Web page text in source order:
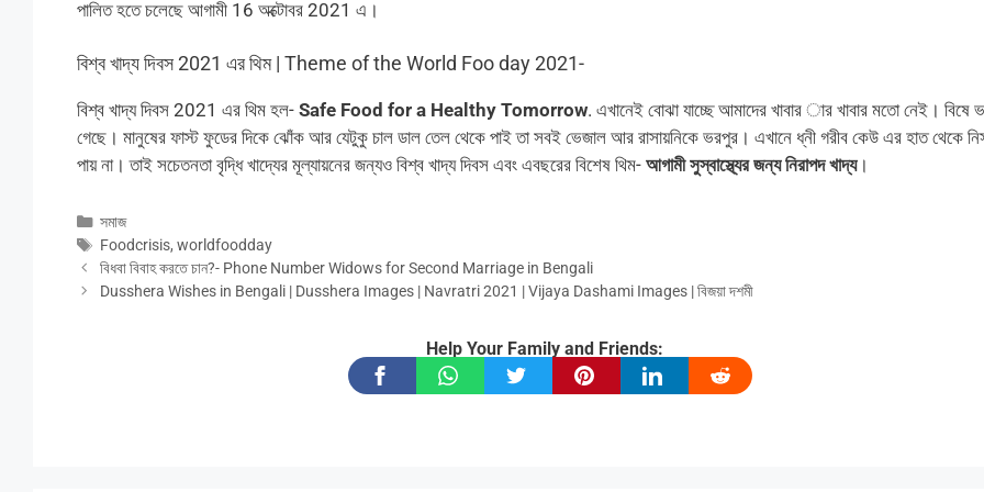
পালিত হতে চলেছে আগামী 16 অক্টোবর 2021 এ।
বিশ্ব খাদ্য দিবস 2021 এর থিম | Theme of the World Foo day 2021-
বিশ্ব খাদ্য দিবস 2021 এর থিম হল- Safe Food for a Healthy Tomorrow. এখানেই বোঝা যাচ্ছে আমাদের খাবার ার খাবার মতো নেই। বিষে
গেছে। মানুষের ফাস্ট ফুডের দিকে ঝোঁক আর যেটুকু চাল ডাল তেল থেকে পাই তা সবই ভেজাল আর রাসায়নিকে ভরপুর। এখানে ধ্নী গরীব কেউ এর হাত থেকে
পায় না। তাই সচেতনতা বৃদ্ধি খাদ্যের মূল্যায়নের জন্যও বিশ্ব খাদ্য দিবস এবং এবছরের বিশেষ থিম- আগামী সুস্বাস্থ্যের জন্য নিরাপদ খাদ্য।
Categories
সমাজ
Tags
Foodcrisis,worldfoodday
বিধবা বিবাহ করতে চান?- Phone Number Widows for Second Marriage in Bengali
Dusshera Wishes in Bengali | Dusshera Images | Navratri 2021 | Vijaya Dashami Images | বিজয়া দশমী
Help Your Family and Friends: